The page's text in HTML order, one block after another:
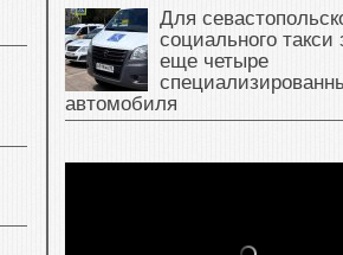
Для
социального такси
еще четыре
автомобиля